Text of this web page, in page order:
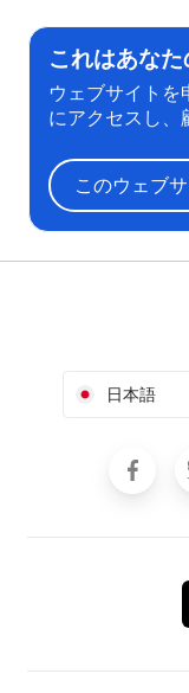
これはあな
ウェブサイトを
にアクセスし、
このウェブ
日本語